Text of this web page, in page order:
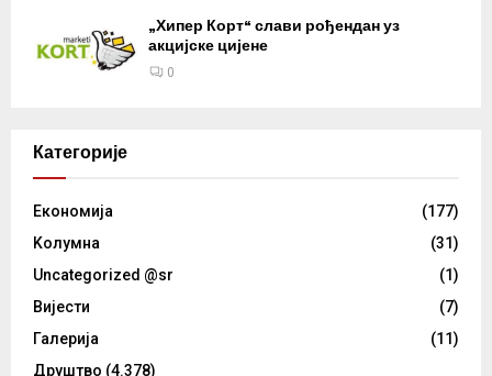
„Хипер Корт“ слави рођендан уз
акцијске цијене
0
Категорије
Eкономија
(177)
Kолумнa
(31)
Uncategorized @sr
(1)
Вијести
(7)
Галерија
(11)
Друштво (4.378)